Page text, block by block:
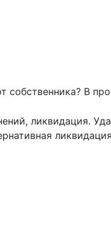
собственника? В
ликвидация.